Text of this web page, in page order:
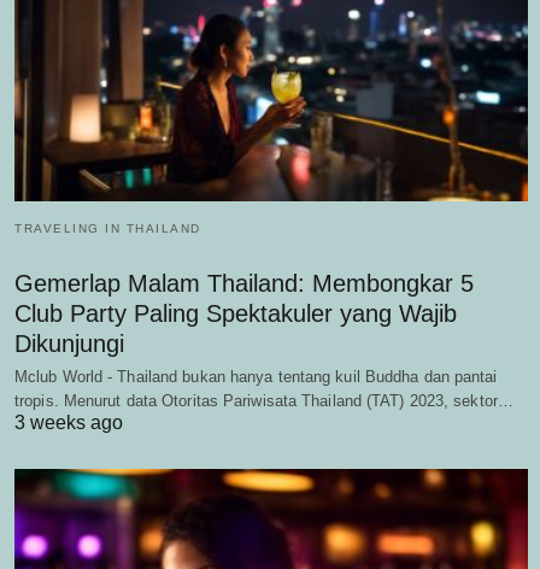
TRAVELING IN THAILAND
Gemerlap Malam Thailand: Membongkar 5
Club Party Paling Spektakuler yang Wajib
Dikunjungi
Mclub World - Thailand bukan hanya tentang kuil Buddha dan pantai
tropis. Menurut data Otoritas Pariwisata Thailand (TAT) 2023, sektor…
3 weeks ago